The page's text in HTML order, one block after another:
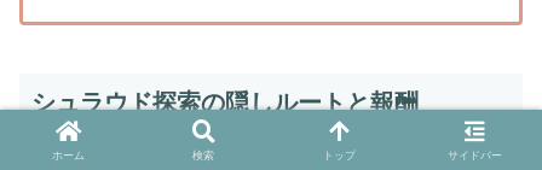
シュラウド探索の隠しルートと報酬
ホーム 検索 トップ サイドバー